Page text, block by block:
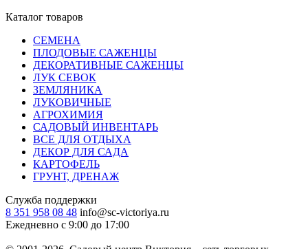
Каталог товаров
СЕМЕНА
ПЛОДОВЫЕ САЖЕНЦЫ
ДЕКОРАТИВНЫЕ САЖЕНЦЫ
ЛУК СЕВОК
ЗЕМЛЯНИКА
ЛУКОВИЧНЫЕ
АГРОХИМИЯ
САДОВЫЙ ИНВЕНТАРЬ
ВСЕ ДЛЯ ОТДЫХА
ДЕКОР ДЛЯ САДА
КАРТОФЕЛЬ
ГРУНТ, ДРЕНАЖ
Служба поддержки
8 351 958 08 48 info@sc-victoriya.ru
Ежедневно с 9:00 до 17:00